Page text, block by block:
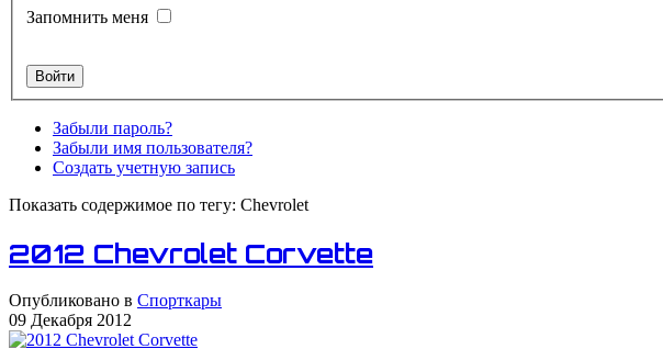
Запомнить меня
Забыли пароль?
Забыли имя пользователя?
Создать учетную запись
Показать содержимое по тегу: Chevrolet
2012 Chevrolet Corvette
Опубликовано в Спорткары
09 Декабря 2012